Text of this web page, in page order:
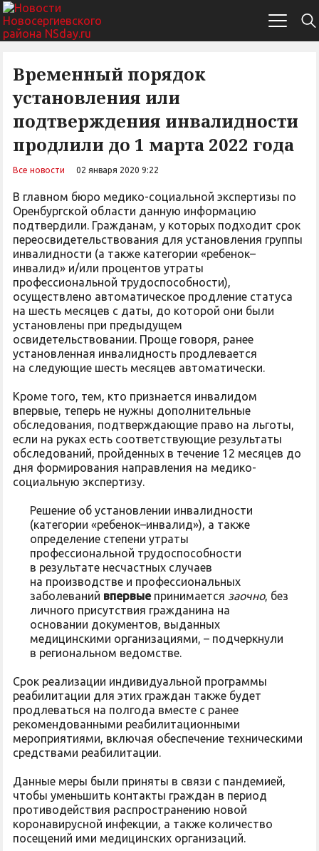
Временный порядок
установления или
подтверждения инвалидности
продлили до 1 марта 2022 года
Все новости 02 января 2020 9:22
В главном бюро медико-социальной экспертизы по
Оренбургской области данную информацию
подтвердили. Гражданам, у которых подходит срок
переосвидетельствования для установления группы
инвалидности (а также категории «ребенок–
инвалид» и/или процентов утраты
профессиональной трудоспособности),
осуществлено автоматическое продление статуса
на шесть месяцев с даты, до которой они были
установлены при предыдущем
освидетельствовании. Проще говоря, ранее
установленная инвалидность продлевается
на следующие шесть месяцев автоматически.
Кроме того, тем, кто признается инвалидом
впервые, теперь не нужны дополнительные
обследования, подтверждающие право на льготы,
если на руках есть соответствующие результаты
обследований, пройденных в течение 12 месяцев до
дня формирования направления на медико-
социальную экспертизу.
Решение об установлении инвалидности
(категории «ребенок–инвалид»), а также
определение степени утраты
профессиональной трудоспособности
в результате несчастных случаев
на производстве и профессиональных
заболеваний впервыепринимается заочно, без
личного присутствия гражданина на
основании документов, выданных
медицинскими организациями, – подчеркнули
в региональном ведомстве.
Срок реализации индивидуальной программы
реабилитации для этих граждан также будет
продлеваться на полгода вместе с ранее
рекомендованными реабилитационными
мероприятиями, включая обеспечение техническими
средствами реабилитации.
Данные меры были приняты в связи с пандемией,
чтобы уменьшить контакты граждан в период
противодействия распространению новой
коронавирусной инфекции, а также количество
посещений ими медицинских организаций.